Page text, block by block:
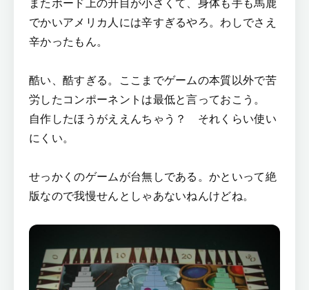
でかいアメリカ人には辛すぎるやろ。わしでさえ
辛かったもん。
酷い、酷すぎる。ここまでゲームの本質以外で苦
労したコンポーネントは最低と言っておこう。
自作したほうがええんちゃう？ それくらい使い
にくい。
せっかくのゲームが台無しである。かといって絶
版なので我慢せんとしゃあないねんけどね。